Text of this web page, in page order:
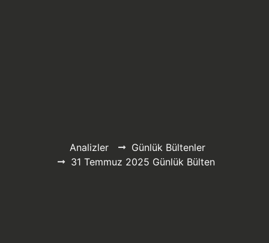
Analizler
Günlük Bültenler
31 Temmuz 2025 Günlük Bülten